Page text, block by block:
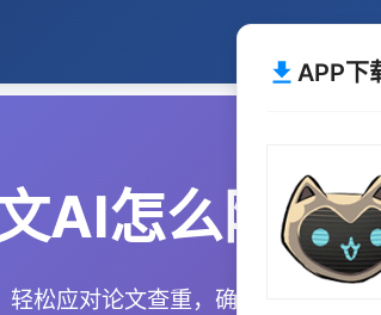
AI怎么降重
松应对论文查重，确保学术原创性
APP下